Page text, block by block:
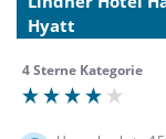
Hyatt
4 Sterne Kategorie